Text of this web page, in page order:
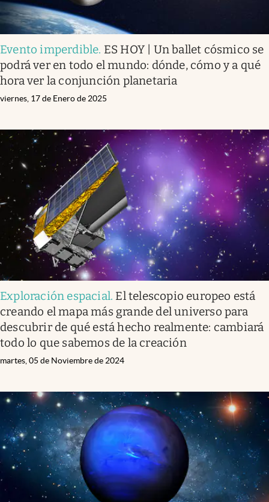
Evento imperdible. ES HOY | Un ballet cósmico se
podrá ver en todo el mundo: dónde, cómo y a qué
hora ver la conjunción planetaria
viernes, 17 de Enero de 2025
Exploración espacial. El telescopio europeo está
creando el mapa más grande del universo para
descubrir de qué está hecho realmente: cambiará
todo lo que sabemos de la creación
martes, 05 de Noviembre de 2024